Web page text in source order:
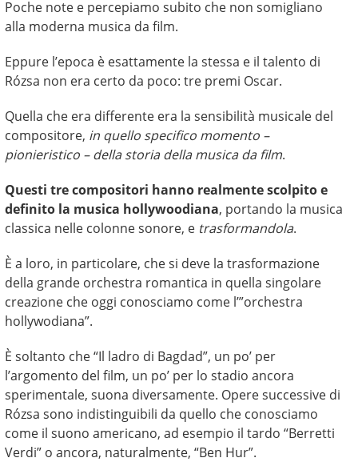
Poche note e percepiamo subito che non somigliano
alla moderna musica da film.
Eppure l’epoca è esattamente la stessa e il talento di
Rózsa non era certo da poco: tre premi Oscar.
Quella che era differente era la sensibilità musicale del
compositore, in quello specifico momento –
pionieristico – della storia della musica da film.
Questi tre compositori hanno realmente scolpito e
definito la musica hollywoodiana, portando la musica
classica nelle colonne sonore, e trasformandola.
È a loro, in particolare, che si deve la trasformazione
della grande orchestra romantica in quella singolare
creazione che oggi conosciamo come l’”orchestra
hollywodiana”.
È soltanto che “Il ladro di Bagdad”, un po’ per
l’argomento del film, un po’ per lo stadio ancora
sperimentale, suona diversamente. Opere successive di
Rózsa sono indistinguibili da quello che conosciamo
come il suono americano, ad esempio il tardo “Berretti
Verdi” o ancora, naturalmente, “Ben Hur”.